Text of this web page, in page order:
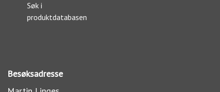
Søk i
produktdatabasen
Besøksadresse